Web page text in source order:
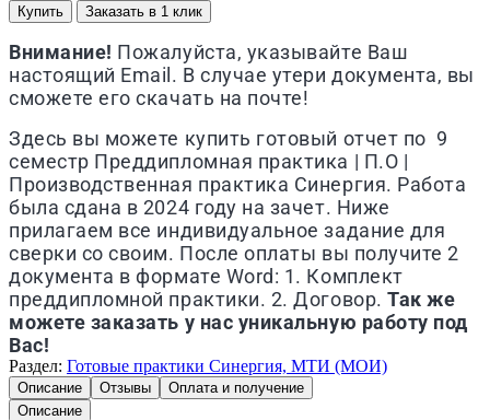
Купить Заказать в 1 клик
Внимание! Пожалуйста, указывайте Ваш
настоящий Email. В случае утери документа, вы
сможете его скачать на почте!
Здесь вы можете купить готовый отчет по 9
семестр Преддипломная практика | П.О |
Производственная практика Синергия. Работа
была сдана в 2024 году на зачет. Ниже
прилагаем все индивидуальное задание для
сверки со своим. После оплаты вы получите 2
документа в формате Word: 1. Комплект
преддипломной практики. 2. Договор.Так же
можете заказать у нас уникальную работу под
Вас!
Раздел: Готовые практики Синергия, МТИ (МОИ)
Описание Отзывы
Оплата и получение
Описание